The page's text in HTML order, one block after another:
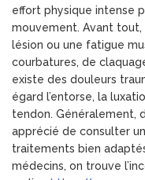
effort physique intense
mouvement. Avant
lésion ou une fatigue
courbatures, de
existe des douleurs
égard l’entorse, la
tendon. Généralement,
apprécié de consulter
traitements bien
médecins, on trouve